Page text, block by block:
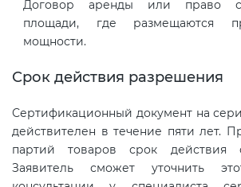
Договор аренды или право
площади, где размещаются
мощности.
Срок действия разрешения
Сертификационный документ на
действителен в течение пяти лет.
партий товаров срок действия
Заявитель сможет уточнить